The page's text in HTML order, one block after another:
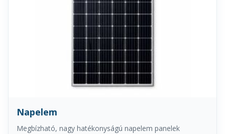
Napelem
Megbízható, nagy hatékonyságú napelem panelek